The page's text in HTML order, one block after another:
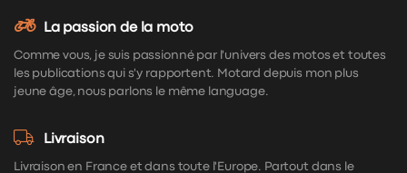
La passion de la moto
Comme vous, je suis passionné par l'univers des motos et toutes
les publications qui s'y rapportent. Motard depuis mon plus
jeune âge, nous parlons le même language.
Livraison
Livraison en France et dans toute l'Europe. Partout dans le